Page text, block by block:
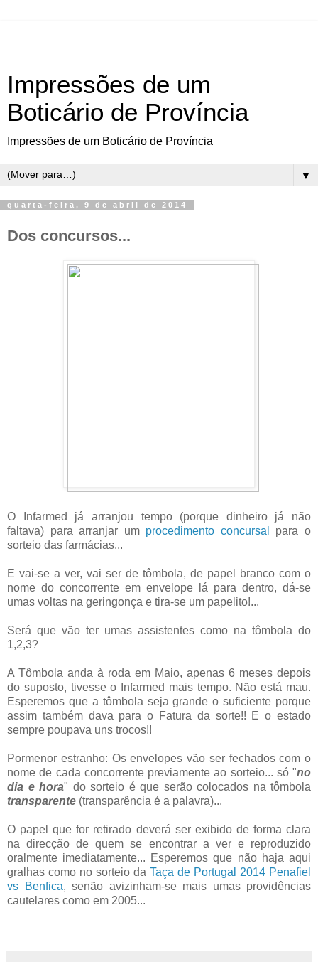
Impressões de um
Boticário de Província
Impressões de um Boticário de Província
▼
quarta-feira, 9 de abril de 2014
Dos concursos...
O Infarmed já arranjou tempo (porque dinheiro já não
faltava) para arranjar um procedimento concursal
para o
sorteio das farmácias...
E vai-se a ver, vai ser de tômbola, de papel branco com o
nome do concorrente em envelope lá para dentro, dá-se
umas voltas na geringonça e tira-se um papelito!...
Será que vão ter umas assistentes como na tômbola do
1,2,3?
A Tômbola anda à roda em Maio, apenas 6 meses depois
do suposto, tivesse o Infarmed mais tempo. Não está mau.
Esperemos que a tômbola seja grande o suficiente porque
assim também dava para o Fatura da sorte!! E o estado
sempre poupava uns trocos!!
Pormenor estranho: Os envelopes vão ser fechados com o
nome de cada concorrente previamente ao sorteio... só "no
dia e hora" do sorteio é que serão colocados na tômbola
transparente (transparência é a palavra)...
O papel que for retirado deverá ser exibido de forma clara
na direcção de quem se encontrar a ver e reproduzido
oralmente imediatamente... Esperemos que não haja aqui
gralhas como no sorteio da Taça de Portugal 2014 Penafiel
vs Benfica, senão avizinham-se mais umas providências
cautelares como em 2005...